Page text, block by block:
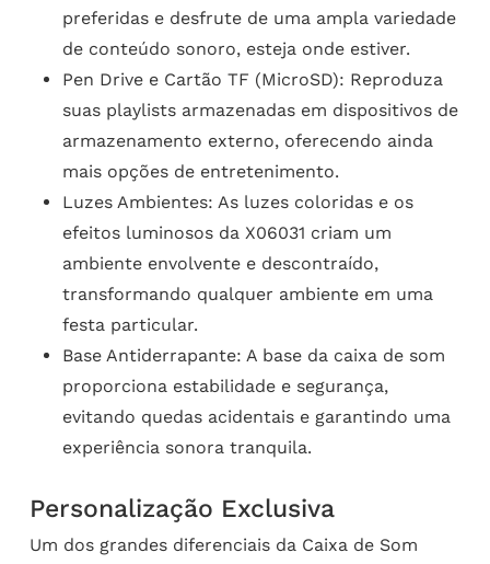
preferidas e desfrute de uma ampla variedade
de conteúdo sonoro, esteja onde estiver.
Pen Drive e Cartão TF (MicroSD): Reproduza
suas playlists armazenadas em dispositivos de
armazenamento externo, oferecendo ainda
mais opções de entretenimento.
Luzes Ambientes: As luzes coloridas e os
efeitos luminosos da X06031 criam um
ambiente envolvente e descontraído,
transformando qualquer ambiente em uma
festa particular.
Base Antiderrapante: A base da caixa de som
proporciona estabilidade e segurança,
evitando quedas acidentais e garantindo uma
experiência sonora tranquila.
Personalização Exclusiva
Um dos grandes diferenciais da Caixa de Som